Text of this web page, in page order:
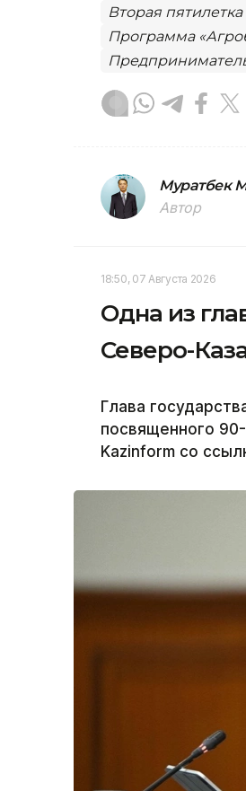
Вторая
Программа
Муратбек
Автор
18:50, 07 Августа 2026
Одна из
Северо-
Глава
посвященного
Kazinform со